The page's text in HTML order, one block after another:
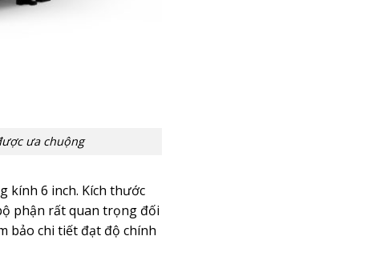
ưa chuộng
kính 6 inch. Kích thước
phận rất quan trọng đối
bảo chi tiết đạt độ chính